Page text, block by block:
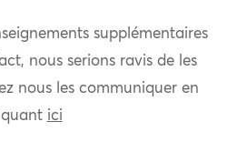
supplémentaires
nous serions ravis de les
nous les communiquer en
ici